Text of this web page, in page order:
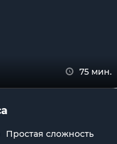
75 мин.
Простая сложность